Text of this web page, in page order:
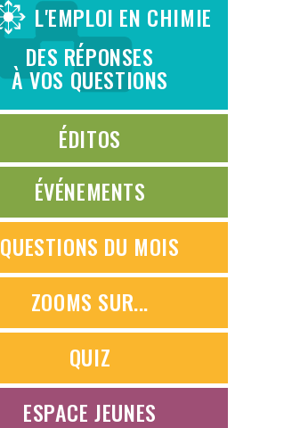
L'EMPLOI EN CHIMIE
DES RÉPONSES
À VOS QUESTIONS
ÉDITOS
ÉVÉNEMENTS
QUESTIONS DU MOIS
ZOOMS SUR...
QUIZ
ESPACE JEUNES